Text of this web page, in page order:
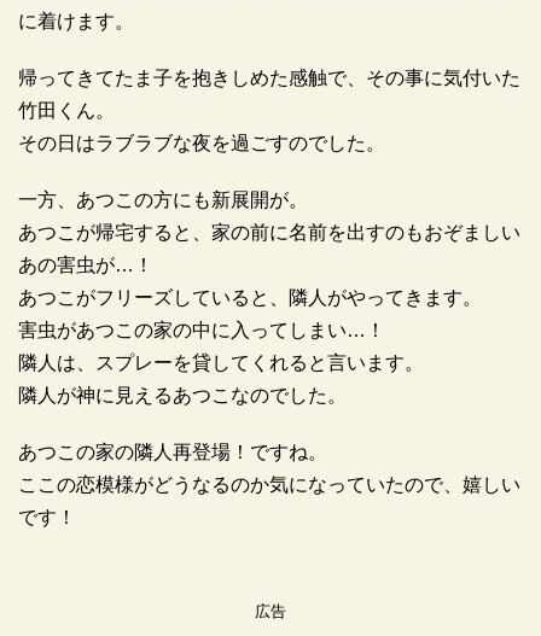
に着けます。
帰ってきてたま子を抱きしめた感触で、その事に気付いた
竹田くん。
その日はラブラブな夜を過ごすのでした。
一方、あつこの方にも新展開が。
あつこが帰宅すると、家の前に名前を出すのもおぞましい
あの害虫が…！
あつこがフリーズしていると、隣人がやってきます。
害虫があつこの家の中に入ってしまい…！
隣人は、スプレーを貸してくれると言います。
隣人が神に見えるあつこなのでした。
あつこの家の隣人再登場！ですね。
ここの恋模様がどうなるのか気になっていたので、嬉しい
です！
広告